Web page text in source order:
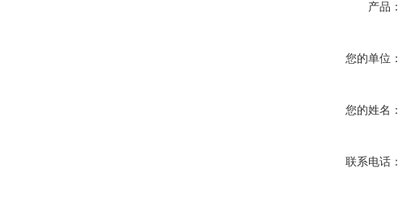
产品：
您的单位：
您的姓名：
联系电话：